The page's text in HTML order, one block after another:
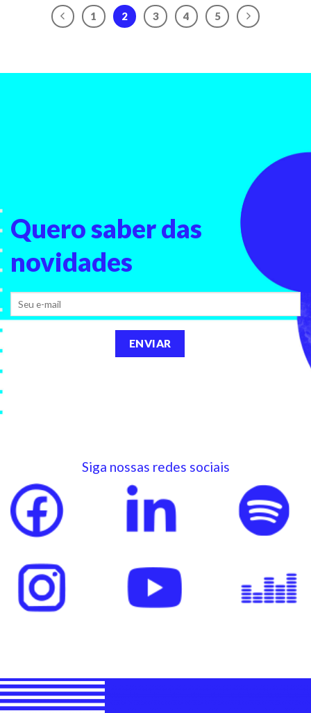
1 2 3 4 5
Quero saberdas
novidades
Siga nossas redes sociais